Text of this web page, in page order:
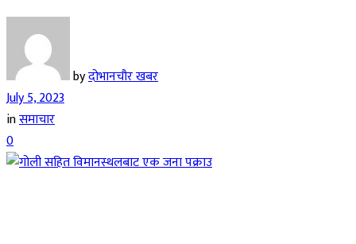
byदोभानचौर खबर
July 5, 2023
inसमाचार
0